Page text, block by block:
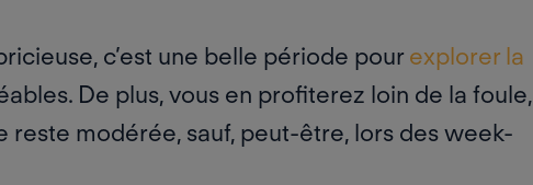
c’est une belle période pour explorer la
De plus, vous en profiterez loin de la foule,
reste modérée, sauf, peut-être, lors des week-